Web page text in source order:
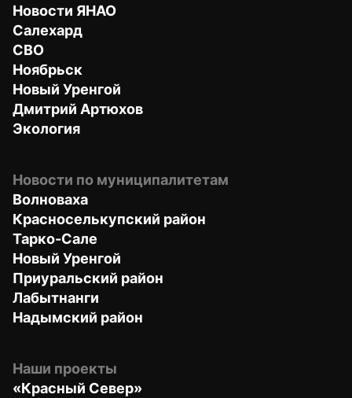
Новости ЯНАО
Салехард
СВО
Ноябрьск
Новый Уренгой
Дмитрий Артюхов
Экология
Новости по муниципалитетам
Волноваха
Красноселькупский район
Тарко-Сале
Новый Уренгой
Приуральский район
Лабытнанги
Надымский район
Наши проекты
«Красный Север»